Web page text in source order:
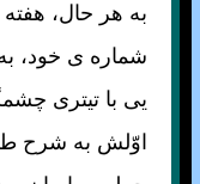
به هر حال، هفته
يی با تيتری
اوّلش به شرح